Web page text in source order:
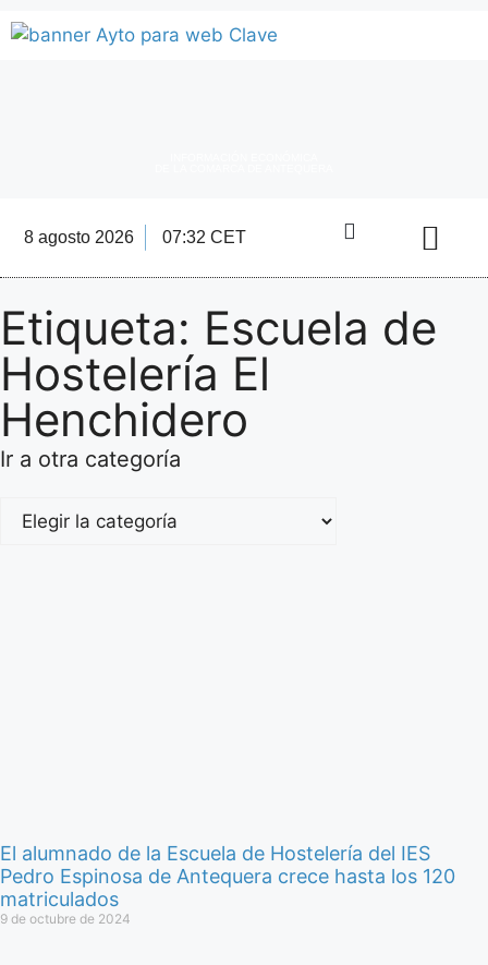
8 agosto 2026 07:32 CET
Etiqueta: Escuela de
Hostelería El
Henchidero
Ir a otra categoría
El alumnado de la Escuela de Hostelería del IES
Pedro Espinosa de Antequera crece hasta los 120
matriculados
9 de octubre de 2024